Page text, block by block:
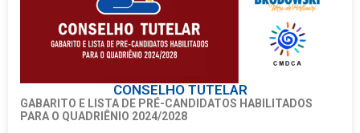
CONSELHO TUTELAR
GABARITO E LISTA DE PRÉ-CANDIDATOS HABILITADOS
PARA O QUADRIÊNIO 2024/2028